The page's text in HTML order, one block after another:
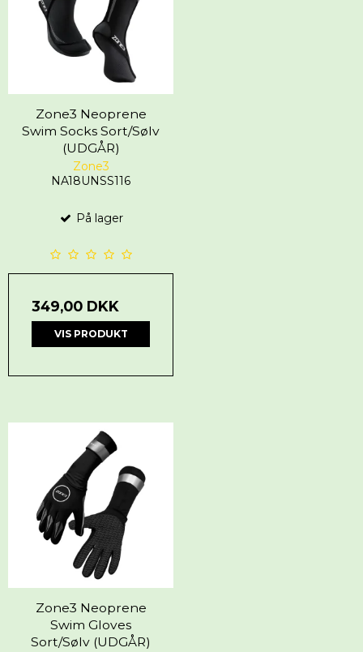
Zone3 Neoprene
Swim Socks Sort/Sølv
(UDGÅR)
Zone3
NA18UNSS116
På lager
349,00 DKK
VIS PRODUKT
Zone3 Neoprene
Swim Gloves
Sort/Sølv (UDGÅR)